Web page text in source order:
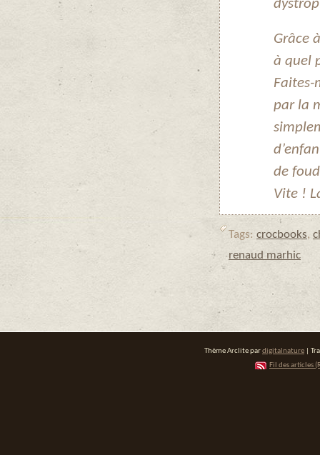
Grâce
à quel
Faites-
par la
de
Vite !
Tags: crocbooks,
renaud marhic
Thème Arclite pardigitalnature |
Fil des articles